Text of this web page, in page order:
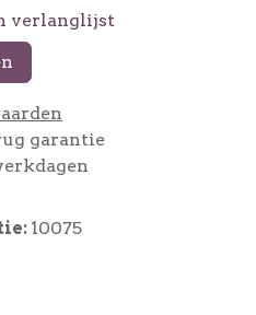
verlanglijst
garantie
10075